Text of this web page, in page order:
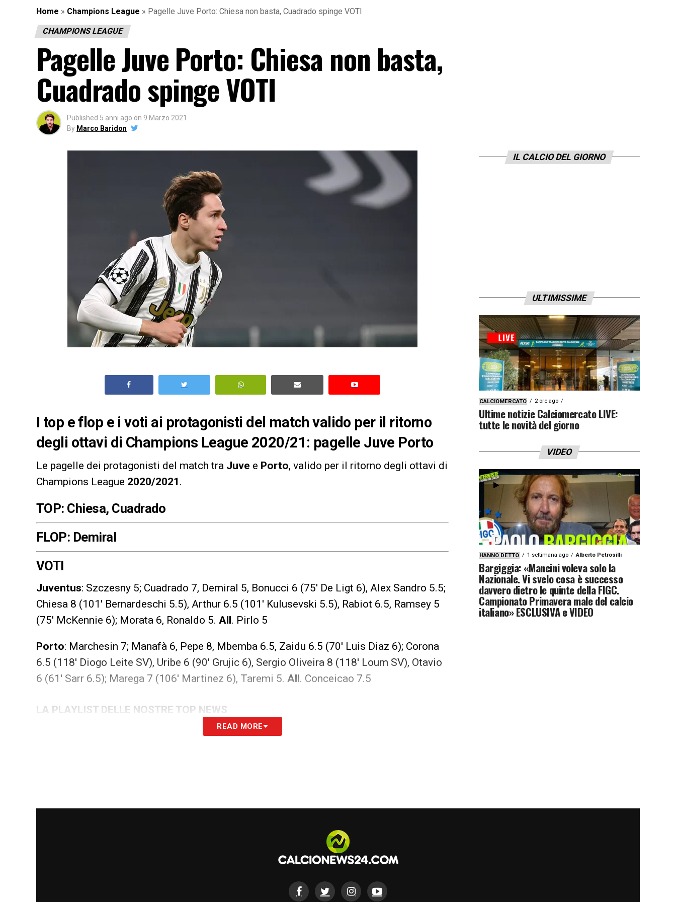
Home » Champions League » Pagelle Juve Porto: Chiesa non basta, Cuadrado spinge VOTI
CHAMPIONS LEAGUE
Pagelle Juve Porto: Chiesa non basta,
Cuadrado spinge VOTI
Published 5 anni ago on 9 Marzo 2021
By Marco Baridon
I top e flop e i voti ai protagonisti del match valido per il ritorno
degli ottavi di Champions League 2020/21: pagelle Juve Porto
Le pagelle dei protagonisti del match tra Juve e Porto, valido per il ritorno degli ottavi di
Champions League 2020/2021 .
TOP: Chiesa, Cuadrado
FLOP: Demiral
VOTI
Juventus: Szczesny 5; Cuadrado 7, Demiral 5, Bonucci 6 (75′ De Ligt 6), Alex Sandro 5.5;
Chiesa 8 (101′ Bernardeschi 5.5), Arthur 6.5 (101′ Kulusevski 5.5), Rabiot 6.5, Ramsey 5
(75′ McKennie 6); Morata 6, Ronaldo 5. All. Pirlo 5
Porto: Marchesin 7; Manafà 6, Pepe 8, Mbemba 6.5, Zaidu 6.5 (70′ Luis Diaz 6); Corona
6.5 (118′ Diogo Leite SV), Uribe 6 (90′ Grujic 6), Sergio Oliveira 8 (118′ Loum SV), Otavio
6 (61′ Sarr 6.5); Marega 7 (106′ Martinez 6), Taremi 5. All. Conceicao 7.5
LA PLAYLIST DELLE NOSTRE TOP NEWS
READ MORE
IL CALCIO DEL GIORNO
ULTIMISSIME
CALCIOMERCATO 2 ore ago
Ultime notizie Calciomercato LIVE:
tutte le novità del giorno
VIDEO
HANNO DETTO 1 settimana ago Alberto Petrosilli
Bargiggia: «Mancini voleva solo la
Nazionale. Vi svelo cosa è successo
davvero dietro le quinte della FIGC.
Campionato Primavera male del calcio
italiano» ESCLUSIVA e VIDEO